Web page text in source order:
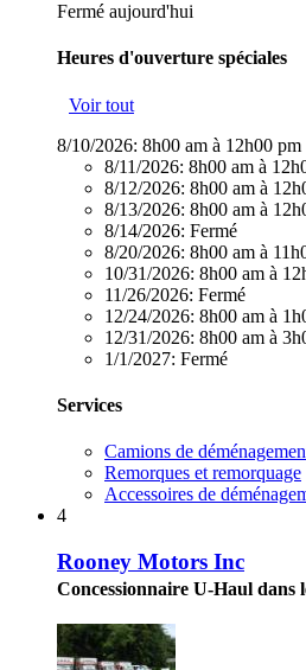
Fermé aujourd'hui
Heures d'ouverture spéciales
Voir tout
8/10/2026: 8h00 am à 12h00 pm
8/11/2026: 8h00 am à
8/12/2026: 8h00 am à
8/13/2026: 8h00 am à
8/14/2026: Fermé
8/20/2026: 8h00 am à
10/31/2026: 8h00 am à
11/26/2026: Fermé
12/24/2026: 8h00 am à
12/31/2026: 8h00 am à
1/1/2027: Fermé
Services
Camions de
Remorques et remorquage
Accessoires de
4
Rooney Motors Inc
Concessionnaire U-Haul dans